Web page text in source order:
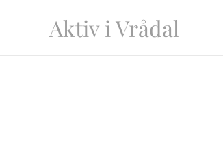
Aktiv i Vrådal